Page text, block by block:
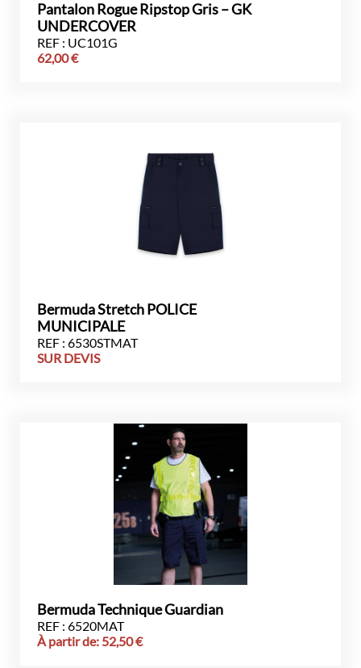
Pantalon Rogue Ripstop Gris – GK
UNDERCOVER
REF : UC101G
62,00€
Bermuda Stretch POLICE
MUNICIPALE
REF : 6530STMAT
SUR DEVIS
Bermuda Technique Guardian
REF : 6520MAT
À partir de: 52,50€